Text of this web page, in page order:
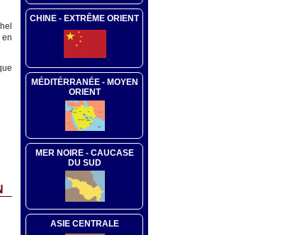
CHINE - EXTRÊME ORIENT
MÉDITÉRRANÉE - MOYEN
ORIENT
MER NOIRE - CAUCASE
DU SUD
ASIE CENTRALE